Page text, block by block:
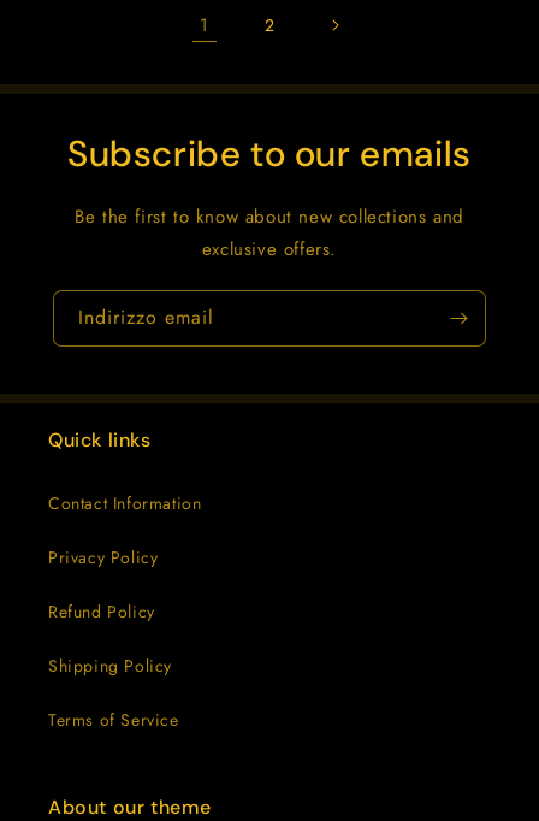
1 2
Subscribe to our emails
Be the first to know about new collections and
exclusive offers.
Indirizzo email
Quick links
Contact Information
Privacy Policy
Refund Policy
Shipping Policy
Terms of Service
About our theme